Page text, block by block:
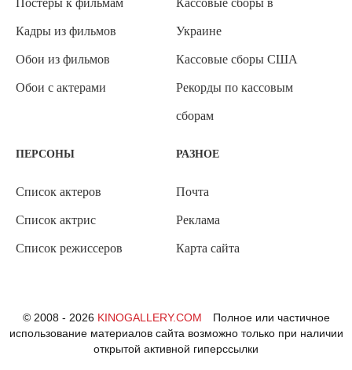
Кадры из фильмов
Обои из фильмов
Обои с актерами
Украине
Кассовые сборы США
Рекорды по кассовым
сборам
ПЕРСОНЫ
Список актеров
Список актрис
Список режиссеров
РАЗНОЕ
Почта
Реклама
Карта сайта
© 2008 - 2026 KINOGALLERY.COM
Полное или частичное
использование материалов сайта возможно только при наличии
открытой активной гиперссылки